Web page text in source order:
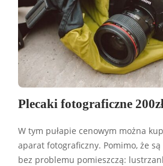
Plecaki fotograficzne
W tym pułapie cenowym można
aparat fotograficzny. Pomimo, że
bez problemu pomieszczą: